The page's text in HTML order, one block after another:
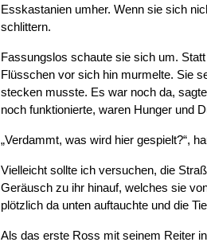
Esskastanien umher. Wenn sie sich
schlittern.
Fassungslos schaute sie sich um.
Flüsschen vor sich hin murmelte. Sie
stecken musste. Es war noch da,
noch funktionierte, waren Hunger und
„Verdammt, was wird hier gespielt?“,
Vielleicht sollte ich versuchen, die
Geräusch zu ihr hinauf, welches sie
plötzlich da unten auftauchte und die
Als das erste Ross mit seinem Reiter